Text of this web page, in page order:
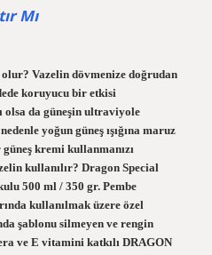
Mı
Vazelin dövmenize doğrudan
koruyucu bir etkisi
olsa da güneşin ultraviyole
yoğun güneş ışığına maruz
güneş kremi kullanmanızı
kullanılır? Dragon Special
500 ml / 350 gr. Pembe
kullanılmak üzere özel
şablonu silmeyen ve rengin
ve E vitamini katkılı DRAGON